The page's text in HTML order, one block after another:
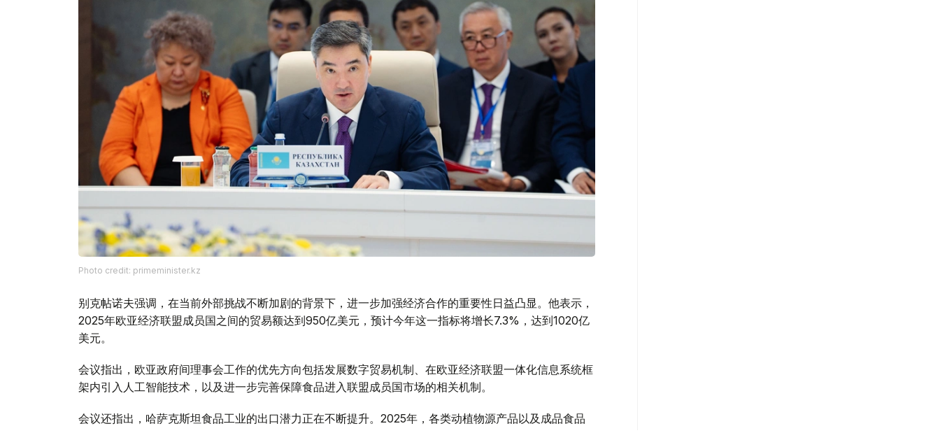
Photo credit: primeminister.kz
别克帖诺夫强调，在当前外部挑战不断加剧的背景下，进一步加强经济合作的重要性日益凸显。他表示，
2025年欧亚经济联盟成员国之间的贸易额达到950亿美元，预计今年这一指标将增长7.3%，达到1020亿
美元。
会议指出，欧亚政府间理事会工作的优先方向包括发展数字贸易机制、在欧亚经济联盟一体化信息系统框
架内引入人工智能技术，以及进一步完善保障食品进入联盟成员国市场的相关机制。
会议还指出，哈萨克斯坦食品工业的出口潜力正在不断提升。2025年，各类动植物源产品以及成品食品